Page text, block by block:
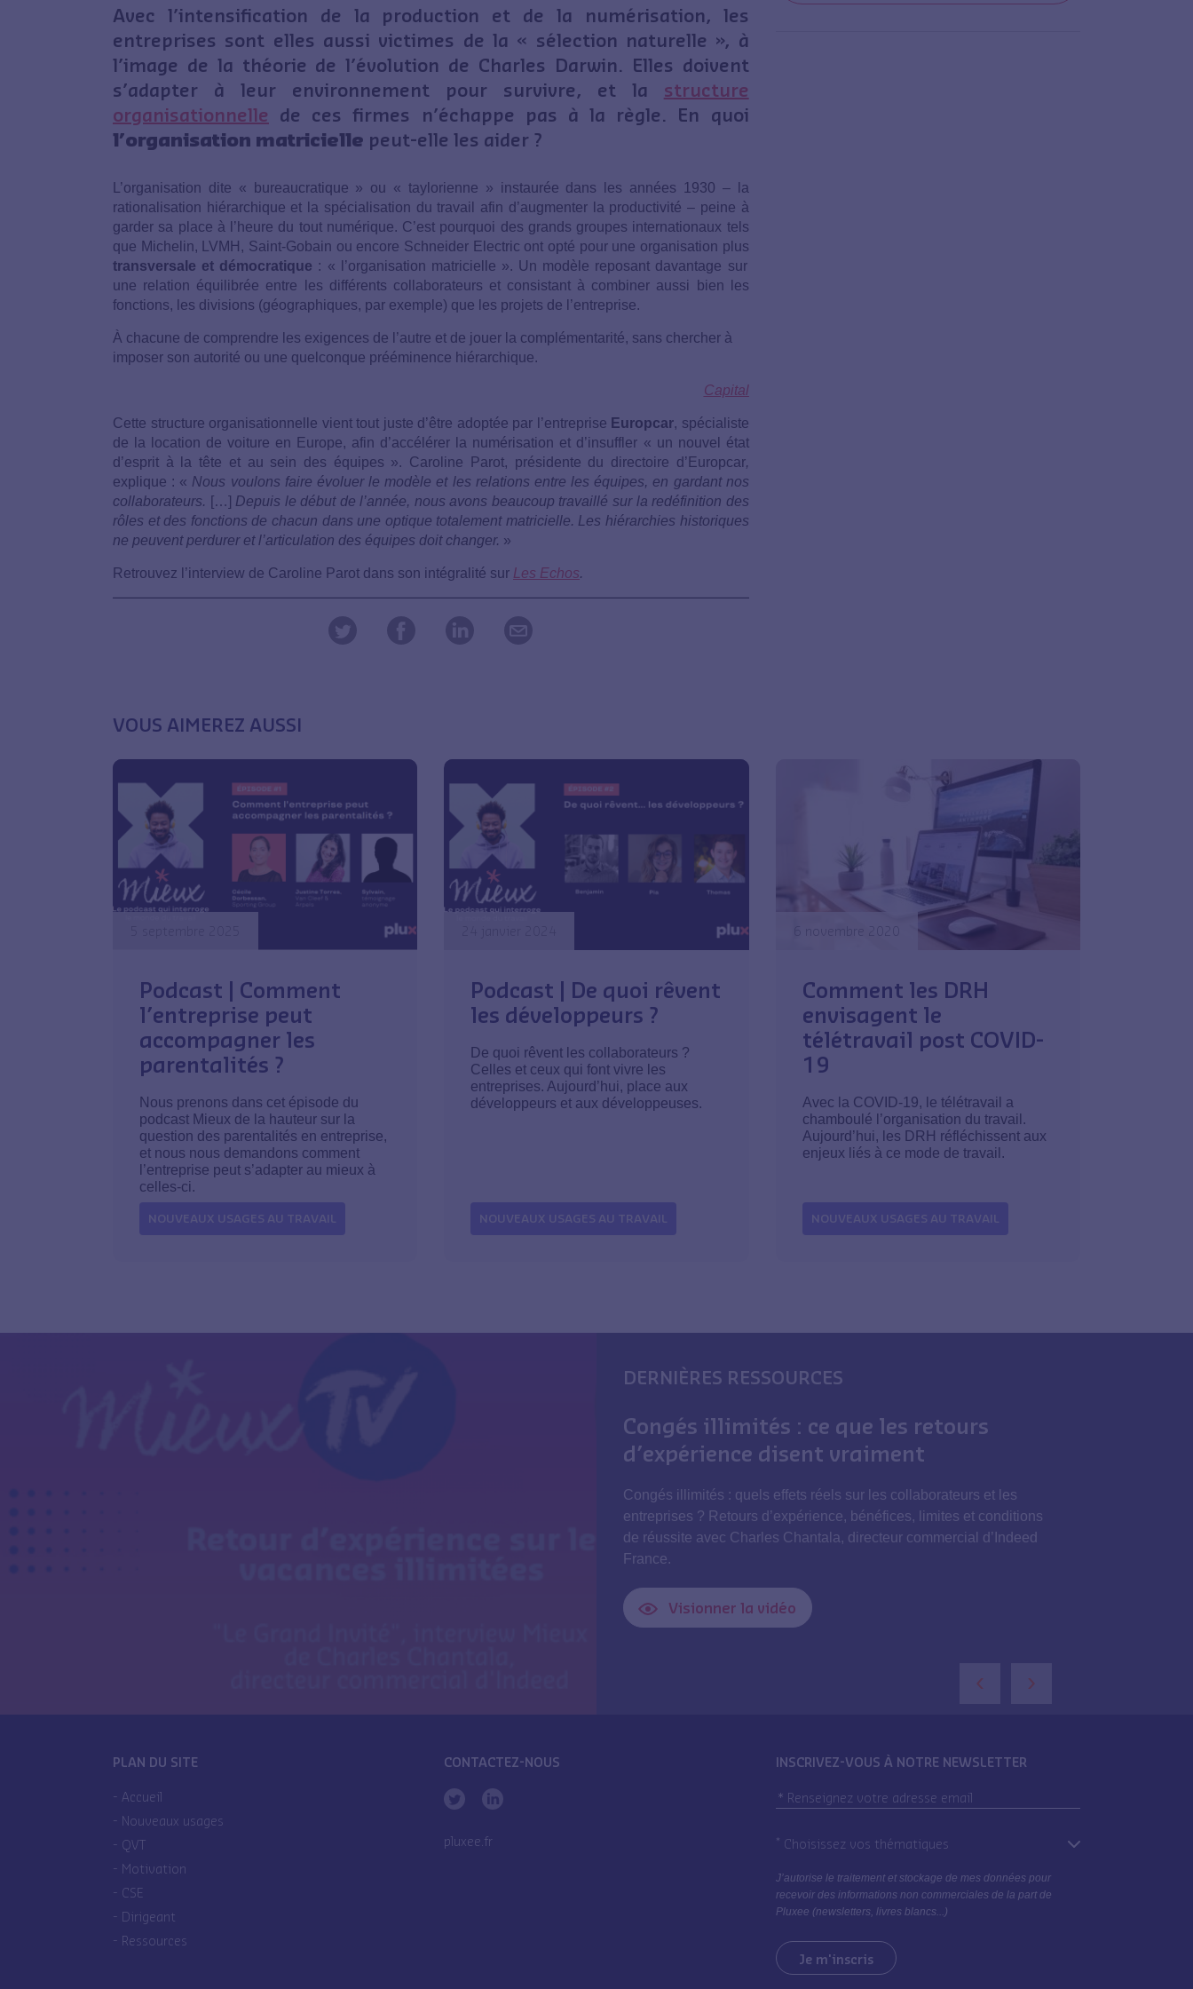
Avec l’intensification de la production et de la numérisation, les
entreprises sont elles aussi victimes de la « sélection naturelle », à
l’image de la théorie de l’évolution de Charles Darwin. Elles doivent
s’adapter à leur environnement pour survivre, et la structure
organisationnelle de ces firmes n’échappe pas à la règle. En quoi
l’organisation matricielle peut-elle les aider ?
L’organisation dite « bureaucratique » ou « taylorienne » instaurée dans les années 1930 – la
rationalisation hiérarchique et la spécialisation du travail afin d’augmenter la productivité – peine à
garder sa place à l’heure du tout numérique. C’est pourquoi des grands groupes internationaux tels
que Michelin, LVMH, Saint-Gobain ou encore Schneider Electric ont opté pour une organisation plus
transversale et démocratique : « l’organisation matricielle ». Un modèle reposant davantage sur
une relation équilibrée entre les différents collaborateurs et consistant à combiner aussi bien les
fonctions, les divisions (géographiques, par exemple) que les projets de l’entreprise.
À chacune de comprendre les exigences de l’autre et de jouer la complémentarité, sans chercher à
imposer son autorité ou une quelconque prééminence hiérarchique.
Capital
Cette structure organisationnelle vient tout juste d’être adoptée par l’entreprise Europcar, spécialiste
de la location de voiture en Europe, afin d’accélérer la numérisation et d’insuffler « un nouvel état
d’esprit à la tête et au sein des équipes ». Caroline Parot, présidente du directoire d’Europcar,
explique : « Nous voulons faire évoluer le modèle et les relations entre les équipes, en gardant nos
collaborateurs. […] Depuis le début de l’année, nous avons beaucoup travaillé sur la redéfinition des
rôles et des fonctions de chacun dans une optique totalement matricielle. Les hiérarchies historiques
ne peuvent perdurer et l’articulation des équipes doit changer. »
Retrouvez l’interview de Caroline Parot dans son intégralité sur Les Echos.
VOUS AIMEREZ AUSSI
Podcast | Comment
l’entreprise peut
accompagner les
parentalités ?
Nous prenons dans cet épisode du
podcast Mieux de la hauteur sur la
question des parentalités en entreprise,
et nous nous demandons comment
l’entreprise peut s’adapter au mieux à
celles-ci.
NOUVEAUX USAGES AU TRAVAIL
Podcast | De quoi rêvent
les développeurs ?
De quoi rêvent les collaborateurs ?
Celles et ceux qui font vivre les
entreprises. Aujourd’hui, place aux
développeurs et aux développeuses.
NOUVEAUX USAGES AU TRAVAIL
6 novembre 2020
Comment les DRH
envisagent le
télétravail post COVID-
19
Avec la COVID-19, le télétravail a
chamboulé l’organisation du travail.
Aujourd’hui, les DRH réfléchissent aux
enjeux liés à ce mode de travail.
NOUVEAUX USAGES AU TRAVAIL
DERNIÈRES RESSOURCES
Congés illimités : ce que les retours
d’expérience disent vraiment
Congés illimités : quels effets réels sur les collaborateurs et les
entreprises ? Retours d’expérience, bénéfices, limites et conditions
de réussite avec Charles Chantala, directeur commercial d’Indeed
France.
Visionner la vidéo
‹ ›
PLAN DU SITE
Accueil
Nouveaux usages
QVT
Motivation
CSE
Dirigeant
Ressources
CONTACTEZ-NOUS
pluxee.fr
INSCRIVEZ-VOUS À NOTRE NEWSLETTER
* Choisissez vos thématiques
J’autorise le traitement et stockage de mes données pour
recevoir des informations non commerciales de la part de
Pluxee (newsletters, livres blancs...)
Je m'inscris